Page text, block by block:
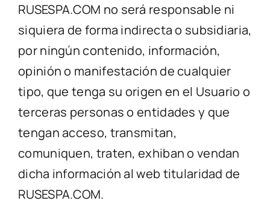
RUSESPA.COM no será responsable ni
siquiera de forma indirecta o subsidiaria,
por ningún contenido, información,
opinión o manifestación de cualquier
tipo, que tenga su origen en el Usuario o
terceras personas o entidades y que
tengan acceso, transmitan,
comuniquen, traten, exhiban o vendan
dicha información al web titularidad de
RUSESPA.COM.